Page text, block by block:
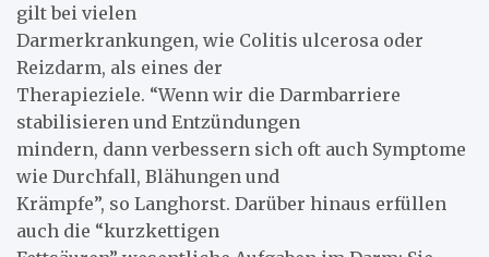
gilt bei vielen
Darmerkrankungen, wie Colitis ulcerosa oder
Reizdarm, als eines der
Therapieziele. “Wenn wir die Darmbarriere
stabilisieren und Entzündungen
mindern, dann verbessern sich oft auch Symptome
wie Durchfall, Blähungen und
Krämpfe”, so Langhorst. Darüber hinaus erfüllen
auch die “kurzkettigen